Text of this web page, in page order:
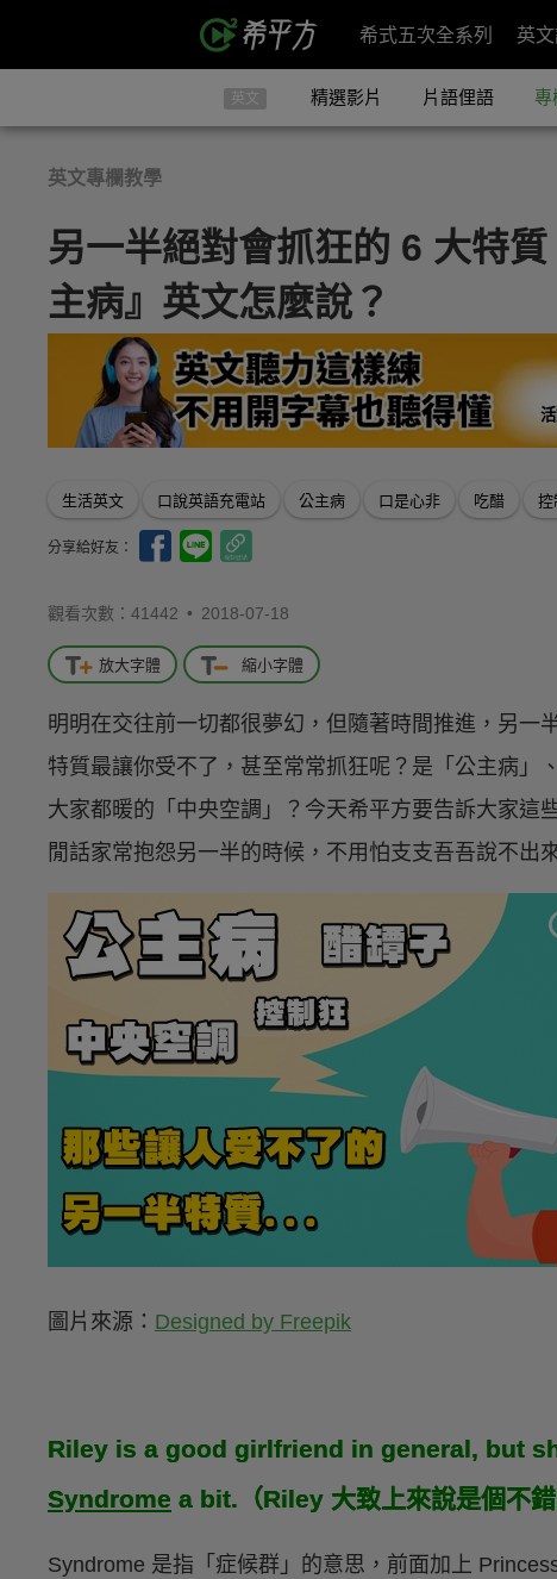
希式五次全系列 英
英文 精選影片 片語俚語 專
英文專欄教學
另一半絕對會抓狂的 6 大特
主病』英文怎麼說？
生活英文 口說英語充電站 公主病 口是心非 吃醋 控
分享給好友：
觀看次數：41442 • 2018-07-18
放大字體 縮小字體
明明在交往前一切都很夢幻，但隨著時間推進，另一
特質最讓你受不了，甚至常常抓狂呢？是「公主病」
大家都暖的「中央空調」？今天希平方要告訴大家這
閒話家常抱怨另一半的時候，不用怕支支吾吾說不出
圖片來源： Designed by Freepik
Riley is a good girlfriend in general, but
Syndrome a bit.（Riley 大致上來說是個不錯
Syndrome 是指「症候群」的意思，前面加上